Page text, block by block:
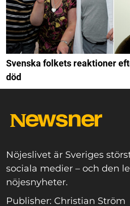
Svenska folkets reaktioner
död
Nöjeslivet är Sveriges
sociala medier – och den
nöjesnyheter.
Publisher: Christian Ström